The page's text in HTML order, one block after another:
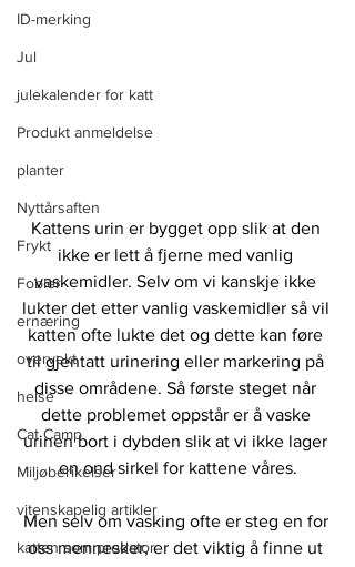
ID-merking
Jul
julekalender for katt
Produkt anmeldelse
planter
Nyttårsaften
Frykt
Fobier
ernæring
overvekt
helse
Cat Camp
Miljøberikelser
vitenskapelig artikler
katten som predator
Kattens urin er bygget opp slik at den
ikke er lett å fjerne med vanlig
vaskemidler. Selv om vi kanskje ikke
lukter det etter vanlig vaskemidler så vil
katten ofte lukte det og dette kan føre
til gjentatt urinering eller markering på
disse områdene. Så første steget når
dette problemet oppstår er å vaske
urinen bort i dybden slik at vi ikke lager
en ond sirkel for kattene våres.
Men selv om vasking ofte er steg en for
oss mennesker, er det viktig å finne ut